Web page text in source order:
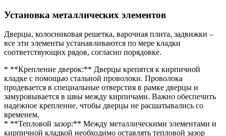
Установка металлических элементов
Дверцы, колосниковая решетка, варочная плита, задвижки –
все эти элементы устанавливаются по мере кладки
соответствующих рядов, согласно порядовке.
* **Крепление дверок:** Дверцы крепятся к кирпичной
кладке с помощью стальной проволоки. Проволока
продевается в специальные отверстия в рамке дверцы и
замуровывается в швы между кирпичами. Важно обеспечить
надежное крепление, чтобы дверцы не расшатывались со
временем.
* **Тепловой зазор:** Между металлическими элементами и
кирпичной кладкой необходимо оставлять тепловой зазор